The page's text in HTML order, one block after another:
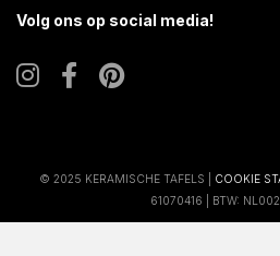
Volg ons op social media!
© 2025 KERAMISCHE TAFELS | COOKIE
61070416 | BTW: